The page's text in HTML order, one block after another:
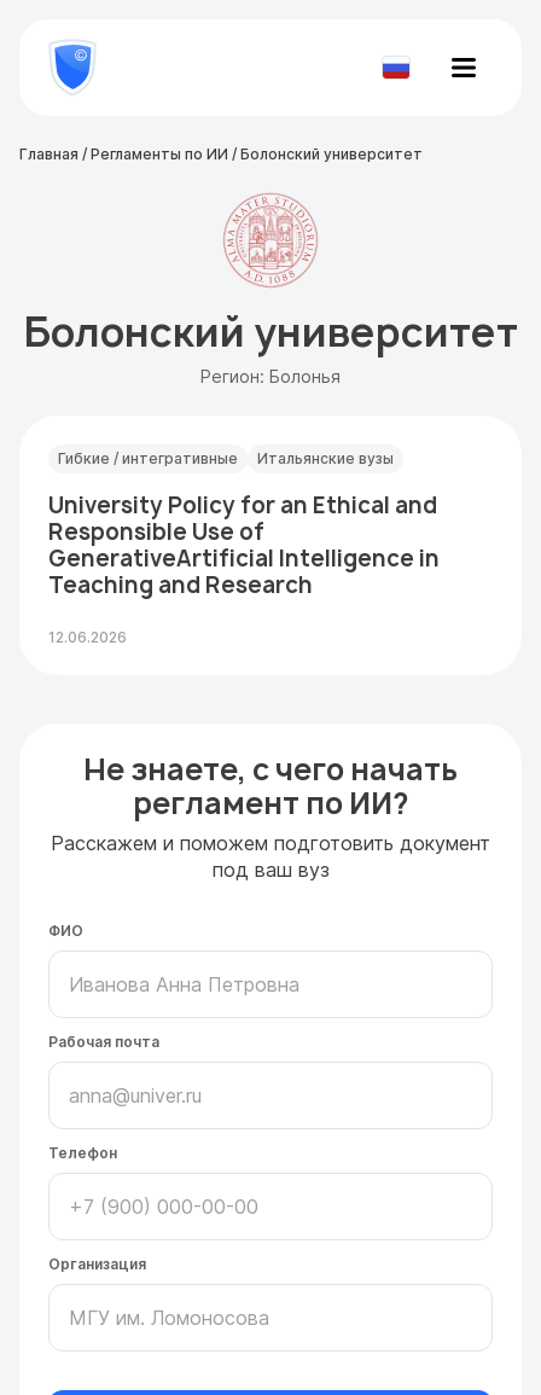
800
777-
81-Проверить
Главная / Регламенты по ИИ / Болонский университет
Болонский университет
Регион: Болонья
Гибкие / интегративные Итальянские вузы
University Policy for an Ethical and
Responsible Use of
GenerativeArtificial Intelligence in
Teaching and Research
12.06.2026
Не знаете, с чего начать
регламент по ИИ?
Расскажем и поможем подготовить документ
под ваш вуз
ФИО
Рабочая почта
Телефон
Организация